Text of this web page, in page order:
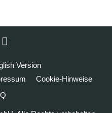
Version
Cookie-Hinweise